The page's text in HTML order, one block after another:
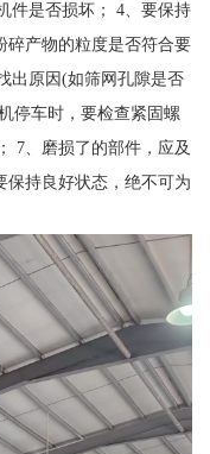
件是否损坏； 4、要保持
碎产物的粒度是否符合要
出原因(如筛网孔隙是否
停车时，要检查紧固螺
7、磨损了的部件，应及
保持良好状态，绝不可为